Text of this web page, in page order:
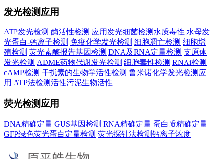
发光检测应用
ATP发光检测 酶活性检测 应用发光细菌检测水质毒性 水母发
光蛋白-钙离子检测 免疫化学发光检测 细胞凋亡检测 细胞增
殖检测 荧光素酶报告基因检测 DNA及RNA定量检测 支原体
发光检测 ADME药物代谢发光检测 细胞毒性检测 RNAi检测
cAMP检测 干扰素的生物学活性检测 鲁米诺化学发光检测应
用 ATP法检测活性污泥生物活性
荧光检测应用
DNA精确定量 GUS基因检测 RNA精确定量 蛋白质精确定量
GFP绿色荧光蛋白定量检测 荧光探针法检测钙离子浓度